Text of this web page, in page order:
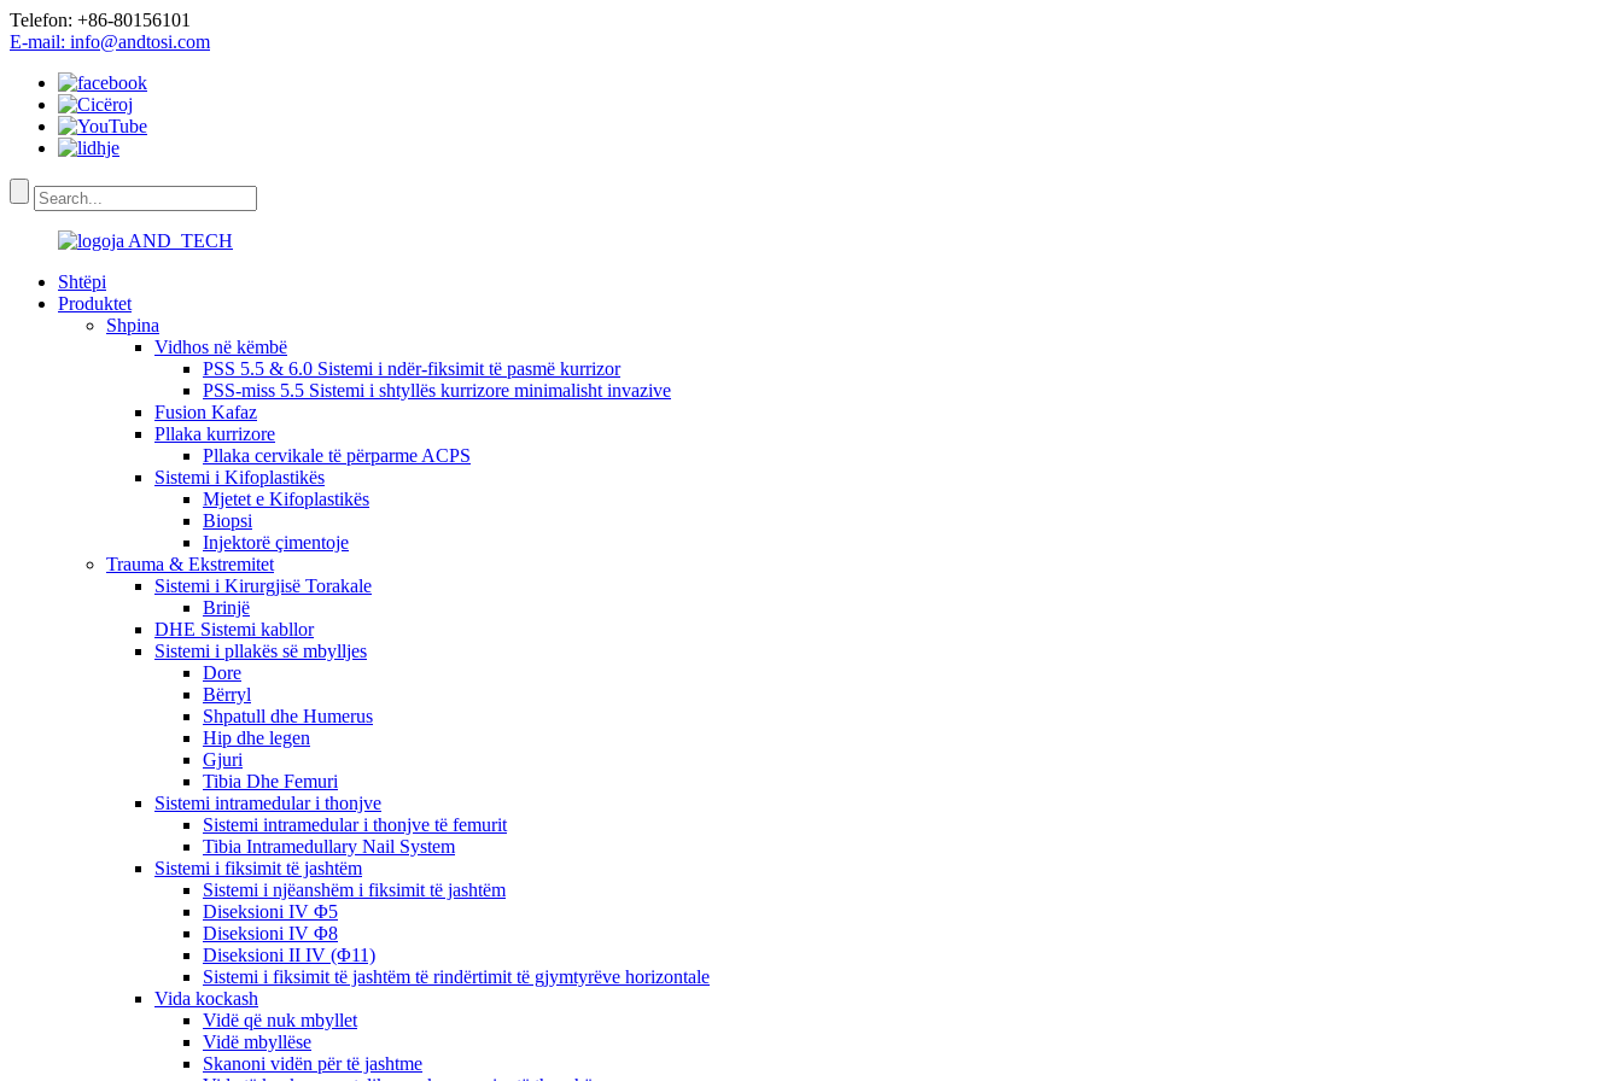
Telefon: +86-80156101
E-mail: info@andtosi.com
Shtëpi
Produktet
Shpina
Vidhos në këmbë
PSS 5.5 & 6.0 Sistemi i ndër-fiksimit të pasmë kurrizor
PSS-miss 5.5 Sistemi i shtyllës kurrizore minimalisht invazive
Fusion Kafaz
Pllaka kurrizore
Pllaka cervikale të përparme ACPS
Sistemi i Kifoplastikës
Mjetet e Kifoplastikës
Biopsi
Injektorë çimentoje
Trauma & Ekstremitet
Sistemi i Kirurgjisë Torakale
Brinjë
DHE Sistemi kabllor
Sistemi i pllakës së mbylljes
Dore
Bërryl
Shpatull dhe Humerus
Hip dhe legen
Gjuri
Tibia Dhe Femuri
Sistemi intramedular i thonjve
Sistemi intramedular i thonjve të femurit
Tibia Intramedullary Nail System
Sistemi i fiksimit të jashtëm
Sistemi i njëanshëm i fiksimit të jashtëm
Diseksioni IV Φ5
Diseksioni IV Φ8
Diseksioni II IV (Φ11)
Sistemi i fiksimit të jashtëm të rindërtimit të gjymtyrëve horizontale
Vida kockash
Vidë që nuk mbyllet
Vidë mbyllëse
Skanoni vidën për të jashtme